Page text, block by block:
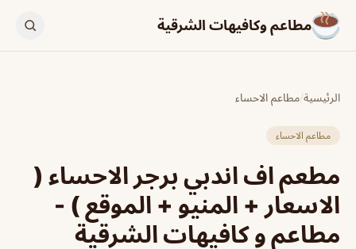
مطاعم وكافيهات الشرقية
الرئيسية/مطاعم الاحساء
مطاعم الاحساء
مطعم اف اندبي برجر الاحساء (
الاسعار + المنيو + الموقع ) -
مطاعم و كافيهات الشرقية